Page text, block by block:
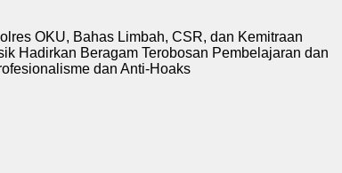
OKU, Bahas Limbah, CSR, dan Kemitraan
Hadirkan Beragam Terobosan Pembelajaran dan
dan Anti-Hoaks